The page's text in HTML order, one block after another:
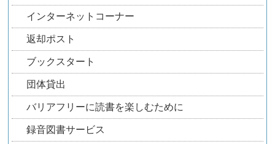
インターネットコーナー
返却ポスト
ブックスタート
団体貸出
バリアフリーに読書を楽しむために
録音図書サービス